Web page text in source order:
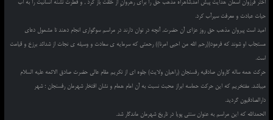
حیات عبادت و معرفت سیرآب کرد.
امید است پیروان مذهب حق روز عزای آن حضرت, آنچه در توان دارند در مراسم سوگواری انجام دهند تا مشمول دعای
مستجاب او شوند که فرمود((رحم الله من احیی امرنا)) رحمتی که سرمایه ی سعادت و وسیله ی نجات از شدائد برزخ و قیامت
است.
حرکت همه ساله کاروان صادقیه رفسنجان (راهیان ولایت) جلوه ای از تکریم مقام عالی حضرت صادق الائمه علیه السلام
میباشد. مفتخریم که این حرکت حماسه ابراز محبت نسبت به آن امام همام و نشان افتخار شهرمان رفسنجان ؛ شهر
دارالصادقیون گردید.
الحمدالله که این مراسم به عنوان سنتی پویا در تاریخ شهرمان ماندگار شد.